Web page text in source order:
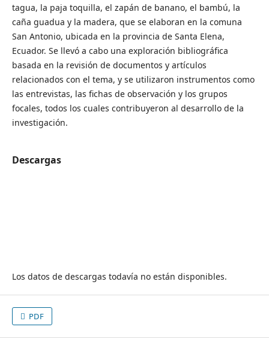
tagua, la paja toquilla, el zapán de banano, el bambú, la
caña guadua y la madera, que se elaboran en la comuna
San Antonio, ubicada en la provincia de Santa Elena,
Ecuador. Se llevó a cabo una exploración bibliográfica
basada en la revisión de documentos y artículos
relacionados con el tema, y se utilizaron instrumentos como
las entrevistas, las fichas de observación y los grupos
focales, todos los cuales contribuyeron al desarrollo de la
investigación.
Descargas
Los datos de descargas todavía no están disponibles.
PDF